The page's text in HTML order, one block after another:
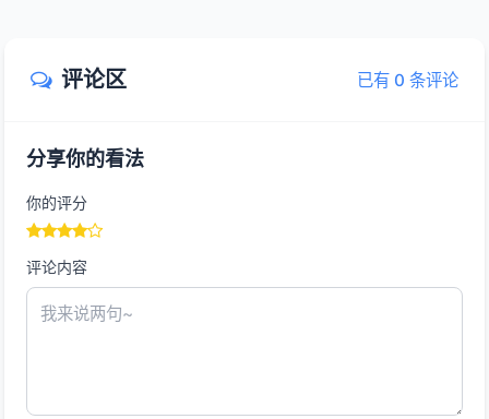
评论区 已有 0 条评论
分享你的看法
你的评分
评论内容